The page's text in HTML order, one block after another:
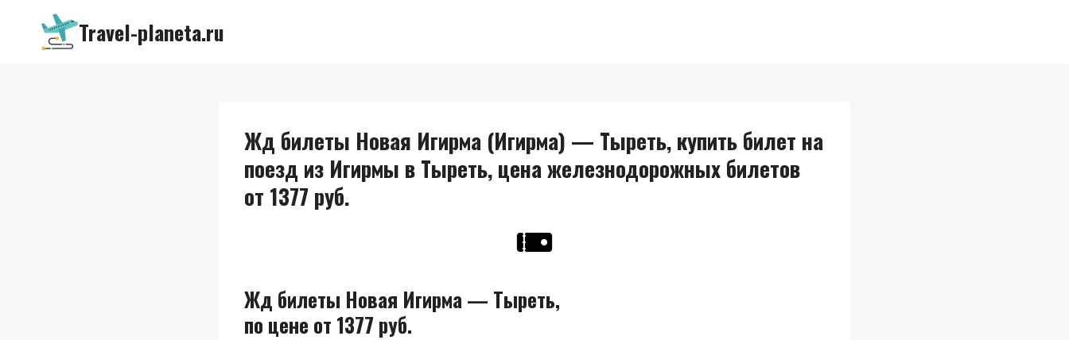
Перейти
содержимому
Travel-planeta.ru
Жд билеты Новая Игирма (Игирма) — Тыреть, купить билет на
поезд из Игирмы в Тыреть, цена железнодорожных билетов
от 1377 руб.
Жд билеты Новая Игирма — Тыреть,
по цене от 1377 руб.